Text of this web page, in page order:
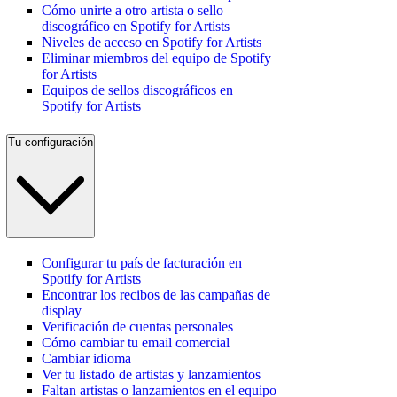
Cómo unirte a otro artista o sello
discográfico en Spotify for Artists
Niveles de acceso en Spotify for Artists
Eliminar miembros del equipo de Spotify
for Artists
Equipos de sellos discográficos en
Spotify for Artists
Tu configuración
Configurar tu país de facturación en
Spotify for Artists
Encontrar los recibos de las campañas de
display
Verificación de cuentas personales
Cómo cambiar tu email comercial
Cambiar idioma
Ver tu listado de artistas y lanzamientos
Faltan artistas o lanzamientos en el equipo